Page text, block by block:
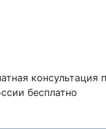
консультация
бесплатно